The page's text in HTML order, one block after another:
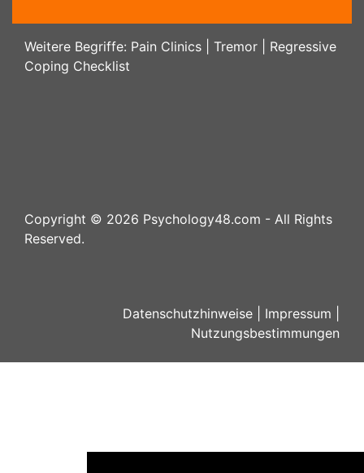
Weitere Begriffe: Pain Clinics Tremor
Regressive
Coping Checklist
Copyright © 2026 Psychology48.com - All Rights
Reserved.
Datenschutzhinweise Impressum
Nutzungsbestimmungen